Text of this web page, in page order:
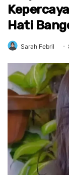
Hati
Sarah Febril